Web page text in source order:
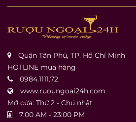
Quận Tân Phú, TP. Hồ Chí Minh
HOTLINE mua hàng
0984.1111.72
www.ruoungoai24h.com
Mở cửa: Thứ 2 - Chủ nhật
7:00 AM - 23:00 PM